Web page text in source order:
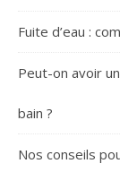
Fuite d’eau :
Peut-on avoir
bain ?
Nos conseils